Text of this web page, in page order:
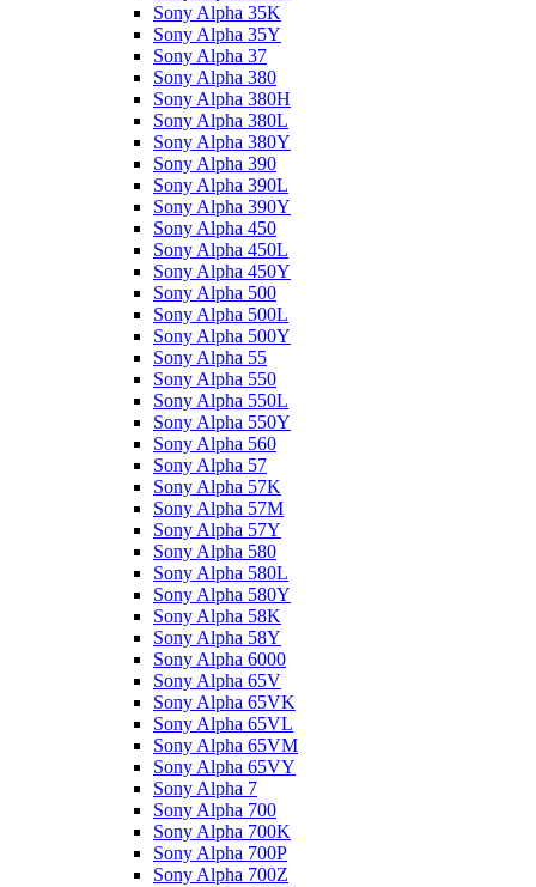
Sony Alpha 35K
Sony Alpha 35Y
Sony Alpha 37
Sony Alpha 380
Sony Alpha 380H
Sony Alpha 380L
Sony Alpha 380Y
Sony Alpha 390
Sony Alpha 390L
Sony Alpha 390Y
Sony Alpha 450
Sony Alpha 450L
Sony Alpha 450Y
Sony Alpha 500
Sony Alpha 500L
Sony Alpha 500Y
Sony Alpha 55
Sony Alpha 550
Sony Alpha 550L
Sony Alpha 550Y
Sony Alpha 560
Sony Alpha 57
Sony Alpha 57K
Sony Alpha 57M
Sony Alpha 57Y
Sony Alpha 580
Sony Alpha 580L
Sony Alpha 580Y
Sony Alpha 58K
Sony Alpha 58Y
Sony Alpha 6000
Sony Alpha 65V
Sony Alpha 65VK
Sony Alpha 65VL
Sony Alpha 65VM
Sony Alpha 65VY
Sony Alpha 7
Sony Alpha 700
Sony Alpha 700K
Sony Alpha 700P
Sony Alpha 700Z